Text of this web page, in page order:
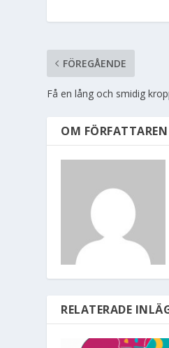
FÖREGÅENDE
Få en lång och smidig
OM FÖRFATTAREN
RELATERADE